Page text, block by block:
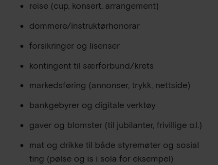
reise (cup, konsert, arrangement)
dommere/instruktørhonorar
forsikringer og lisenser
kontingent til særforbund/krets
markedsføring (annonser, trykk, nettside)
bankgebyrer og digitale verktøy
gaver og blomster (til jubilanter, frivillige o.l.)
mat og drikke til både styremøter og sosial
ting (pølse og is i sola for eksempel)